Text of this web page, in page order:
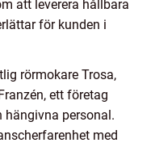
att leverera hållbara
för kunden i
rörmokare Trosa,
ett företag
hängivna personal.
med